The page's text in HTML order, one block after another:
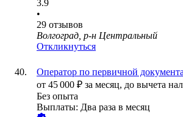
3.9
•
29 отзывов
Волгоград, р-н Центральный
Откликнуться
Оператор по первичной
от 45 000 ₽ за месяц, до вычета
Без опыта
Выплаты: Два раза в месяц